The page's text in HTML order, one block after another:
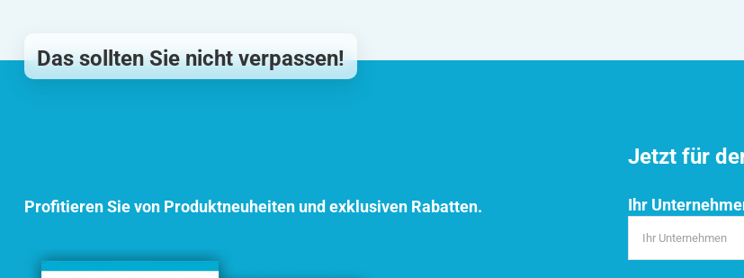
Das sollten Sie nicht verpassen!
Profitieren Sie von Produktneuheiten und exklusiven Rabatten.
Jetzt für
Ihr